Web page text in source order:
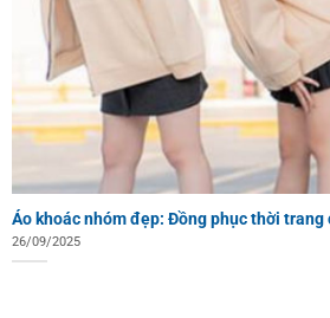
Áo khoác nhóm đẹp: Đồng phục thời trang
26/09/2025